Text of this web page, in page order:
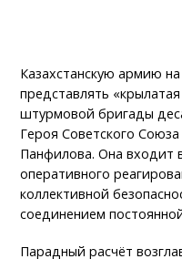
Казахстанскую армию
представлять
штурмовой бригады
Героя Советского
Панфилова. Она входит
оперативного
коллективной
соединением
Парадный расчёт